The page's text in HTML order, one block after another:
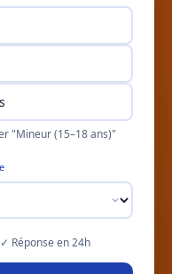
"Mineur (15–18 ans)"
Réponse en 24h